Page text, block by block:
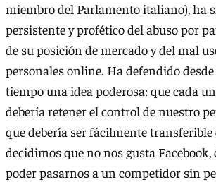
miembro del Parlamento italiano), ha
persistente y profético del abuso por
de su posición de mercado y del mal
personales online. Ha defendido
tiempo una idea poderosa: que cada
debería retener el control de nuestro
que debería ser fácilmente transferible
decidimos que no nos gusta Facebook,
poder pasarnos a un competidor sin